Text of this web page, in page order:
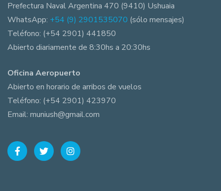
Prefectura Naval Argentina 470 (9410) Ushuaia
WhatsApp: +54 (9) 2901535070 (sólo mensajes)
Teléfono: (+54 2901) 441850
Abierto diariamente de 8:30hs a 20:30hs
Oficina Aeropuerto
Abierto en horario de arribos de vuelos
Teléfono: (+54 2901) 423970
Email: muniush@gmail.com